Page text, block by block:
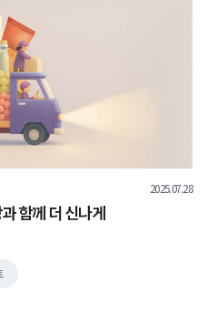
2025.07.28
함께 더 신나게